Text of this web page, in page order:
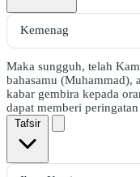
Maka sungguh, telah
bahasamu (Muhammad),
kabar gembira kepada
dapat memberi
Tafsir